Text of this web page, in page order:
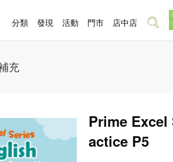
充
Prime
actice P5
分類 發現 活動 門市 店中店